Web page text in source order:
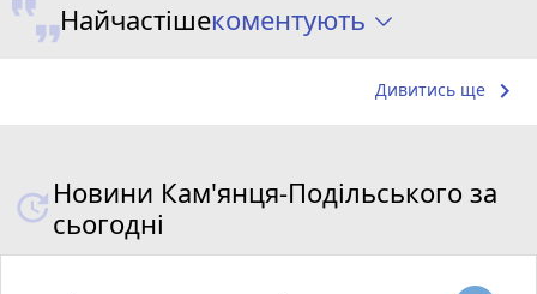
Найчастішекоментують
Дивитись ще keyboard_arrow_right
Новини Кам'янця-Подільського за
сьогодні